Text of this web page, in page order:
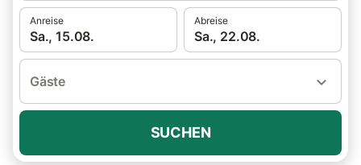
Anreise
Sa., 15.08.
Abreise
Sa., 22.08.
Gäste
SUCHEN